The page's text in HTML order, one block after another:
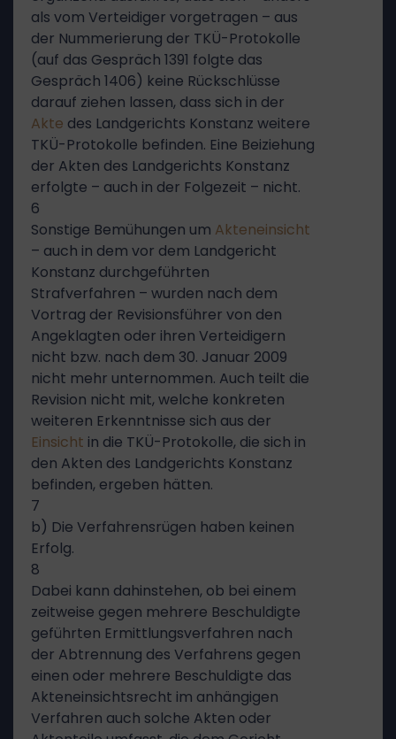
als vom Verteidiger vorgetragen – aus
der Nummerierung der TKÜ-Protokolle
(auf das Gespräch 1391 folgte das
Gespräch 1406) keine Rückschlüsse
darauf ziehen lassen, dass sich in der
Akte des Landgerichts Konstanz weitere
TKÜ-Protokolle befinden. Eine Beiziehung
der Akten des Landgerichts Konstanz
erfolgte – auch in der Folgezeit – nicht.
6
Sonstige Bemühungen um Akteneinsicht
– auch in dem vor dem Landgericht
Konstanz durchgeführten
Strafverfahren – wurden nach dem
Vortrag der Revisionsführer von den
Angeklagten oder ihren Verteidigern
nicht bzw. nach dem 30. Januar 2009
nicht mehr unternommen. Auch teilt die
Revision nicht mit, welche konkreten
weiteren Erkenntnisse sich aus der
Einsicht in die TKÜ-Protokolle, die sich in
den Akten des Landgerichts Konstanz
befinden, ergeben hätten.
7
b) Die Verfahrensrügen haben keinen
Erfolg.
8
Dabei kann dahinstehen, ob bei einem
zeitweise gegen mehrere Beschuldigte
geführten Ermittlungsverfahren nach
der Abtrennung des Verfahrens gegen
einen oder mehrere Beschuldigte das
Akteneinsichtsrecht im anhängigen
Verfahren auch solche Akten oder